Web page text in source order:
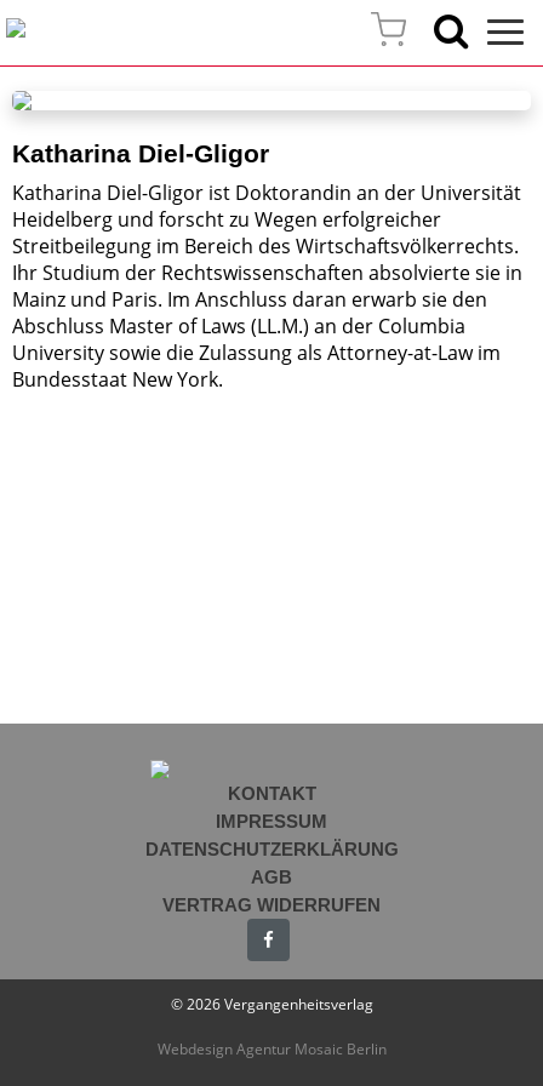
Katharina Diel-Gligor
Katharina Diel-Gligor ist Doktorandin an der Universität
Heidelberg und forscht zu Wegen erfolgreicher
Streitbeilegung im Bereich des Wirtschaftsvölkerrechts.
Ihr Studium der Rechtswissenschaften absolvierte sie in
Mainz und Paris. Im Anschluss daran erwarb sie den
Abschluss Master of Laws (LL.M.) an der Columbia
University sowie die Zulassung als Attorney-at-Law im
Bundesstaat New York.
KONTAKT
IMPRESSUM
DATENSCHUTZERKLÄRUNG
AGB
VERTRAG WIDERRUFEN
© 2026 Vergangenheitsverlag
Webdesign Agentur Mosaic Berlin